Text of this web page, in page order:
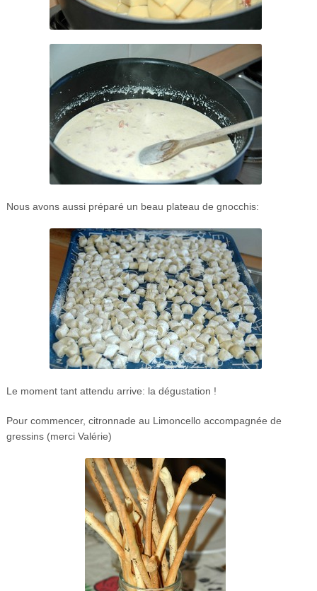
Nous avons aussi préparé un beau plateau de gnocchis:
Le moment tant attendu arrive: la dégustation !
Pour commencer, citronnade au Limoncello accompagnée de
gressins (merci Valérie)